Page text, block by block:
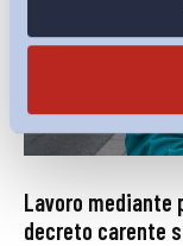
Lavoro
decreto carente